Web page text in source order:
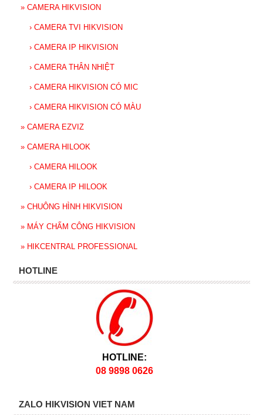
» CAMERA HIKVISION
› CAMERA TVI HIKVISION
› CAMERA IP HIKVISION
› CAMERA THÂN NHIỆT
› CAMERA HIKVISION CÓ MIC
› CAMERA HIKVISION CÓ MÀU
» CAMERA EZVIZ
» CAMERA HILOOK
› CAMERA HILOOK
› CAMERA IP HILOOK
» CHUÔNG HÌNH HIKVISION
» MÁY CHẤM CÔNG HIKVISION
» HIKCENTRAL PROFESSIONAL
HOTLINE
HOTLINE:
08 9898 0626
ZALO HIKVISION VIET NAM